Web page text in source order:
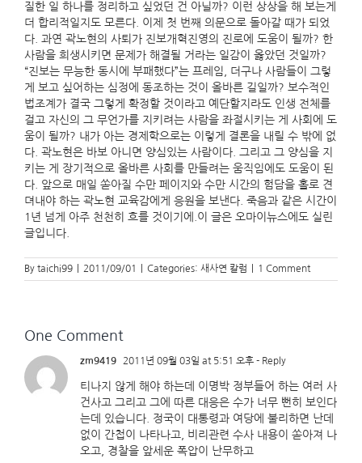
질한 일 하나를 정리하고 싶었던 건 아닐까? 이런 상상을 해 보는게
더 합리적일지도 모른다. 이제 첫 번째 의문으로 돌아갈 때가 되었
다. 과연 곽노현의 사퇴가 진보개혁진영의 진로에 도움이 될까? 한
사람을 희생시키면 문제가 해결될 거라는 일감이 옳았던 것일까?
“진보는 무능한 동시에 부패했다”는 프레임, 더구나 사람들이 그렇
게 보고 싶어하는 심정에 동조하는 것이 올바른 길일까? 보수적인
법조계가 결국 그렇게 확정할 것이라고 예단할지라도 인생 전체를
걸고 자신의 그 무언가를 지키려는 사람을 좌절시키는 게 사회에 도
움이 될까? 내가 아는 경제학으로는 이렇게 결론을 내릴 수 밖에 없
다. 곽노현은 바보 아니면 양심있는 사람이다. 그리고 그 양심을 지
키는 게 장기적으로 올바른 사회를 만들려는 움직임에도 도움이 된
다. 앞으로 매일 쏟아질 수만 페이지와 수만 시간의 험담을 홀로 견
뎌내야 하는 곽노현 교육감에게 응원을 보낸다. 죽음과 같은 시간이
1년 넘게 아주 천천히 흐를 것이기에.이 글은 오마이뉴스에도 실린
글입니다.
By taichi99 2011/09/01 Categories: 새사연 칼럼 1 Comment
One Comment
zm9419 2011년 09월 03일 at 5:51 오후 - Reply
티나지 않게 해야 하는데 이명박 정부들어 하는 여러 사
건사고 그리고 그에 따른 대응은 수가 너무 뻔히 보인다
는데 있습니다. 정국이 대통령과 여당에 불리하면 난데
없이 간첩이 나타나고, 비리관련 수사 내용이 쏟아져 나
오고, 경찰을 앞세운 폭압이 난무하고